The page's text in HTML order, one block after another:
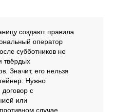
создают правила
оператор
субботников не
твёрдых
Значит, его нельзя
Нужно
с
или
случае